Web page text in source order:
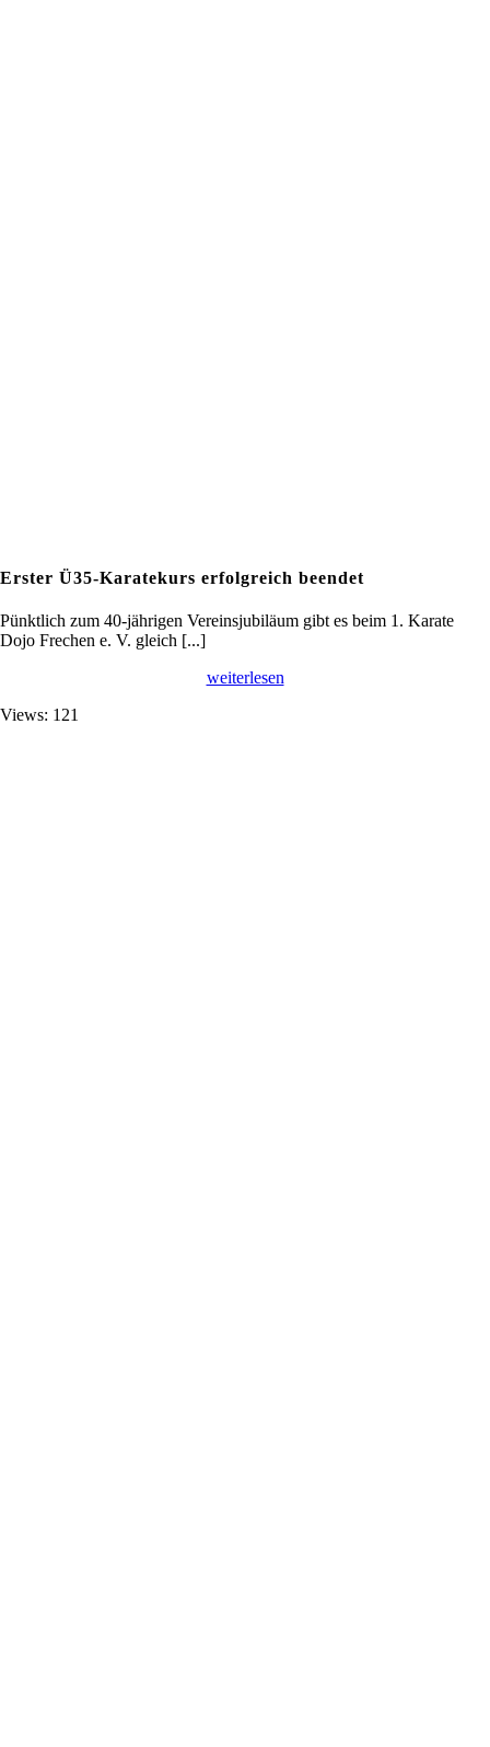
Erster Ü35-Karatekurs erfolgreich beendet
Pünktlich zum 40-jährigen Vereinsjubiläum gibt es beim 1. Karate
Dojo Frechen e. V. gleich [...]
weiterlesen
Views: 121